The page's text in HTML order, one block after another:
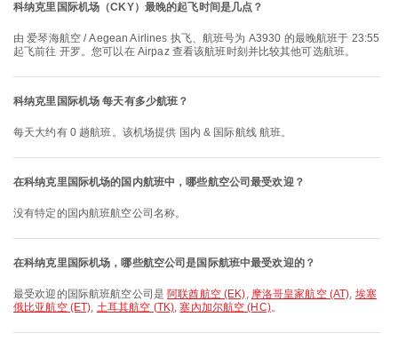
科纳克里国际机场（CKY）最晚的起飞时间是几点？
由 爱琴海航空 / Aegean Airlines 执飞、航班号为 A3930 的最晚航班于 23:55
起飞前往 开罗。您可以在 Airpaz 查看该航班时刻并比较其他可选航班。
科纳克里国际机场 每天有多少航班？
每天大约有 0 趟航班。该机场提供 国内 & 国际航线 航班。
在科纳克里国际机场的国内航班中，哪些航空公司最受欢迎？
没有特定的国内航班航空公司名称。
在科纳克里国际机场，哪些航空公司是国际航班中最受欢迎的？
最受欢迎的国际航班航空公司是 阿联酋航空 (EK), 摩洛哥皇家航空 (AT), 埃塞
俄比亚航空 (ET), 土耳其航空 (TK),塞內加尔航空 (HC)。